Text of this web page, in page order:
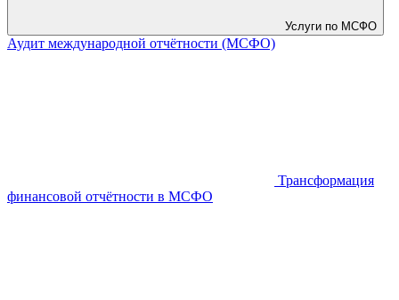
Услуги по МСФО
Аудит международной отчётности (МСФО)
Трансформация
финансовой отчётности в МСФО